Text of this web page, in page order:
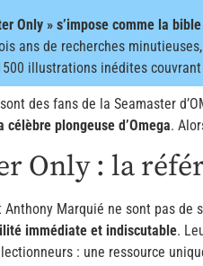
Only » s’impose comme la bible
ans de recherches
illustrations inédites
des fans de la Seamaster
célèbre plongeuse d’Omega.
Only : la
Anthony Marquié ne sont pas
immédiate et indiscutable.
: une ressource